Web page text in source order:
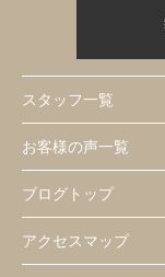
スタッフ一覧
お客様の声一覧
ブログトップ
アクセスマップ